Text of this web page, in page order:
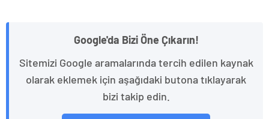
Google'da Bizi Öne Çıkarın!
Sitemizi Google aramalarında tercih edilen kaynak
olarak eklemek için aşağıdaki butona tıklayarak
bizi takip edin.